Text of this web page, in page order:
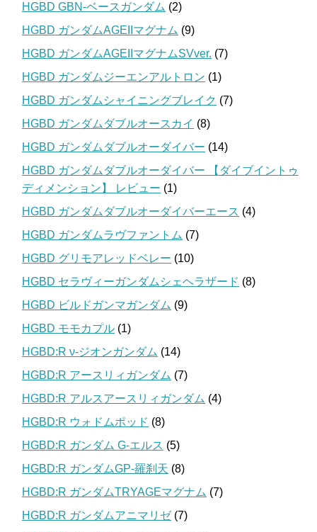
HGBD GBN-ベースガンダム (2)
HGBD ガンダムAGEIIマグナム (9)
HGBD ガンダムAGEIIマグナムSVver. (7)
HGBD ガンダムジーエンアルトロン (1)
HGBD ガンダムシャイニングブレイク (7)
HGBD ガンダムダブルオースカイ (8)
HGBD ガンダムダブルオーダイバー (14)
HGBD ガンダムダブルオーダイバー 【ダイブイントゥ
ディメンション】 レビュー (1)
HGBD ガンダムダブルオーダイバーエース (4)
HGBD ガンダムラヴファントム (7)
HGBD グリモアレッドベレー (10)
HGBD セラヴィーガンダムシェヘラザード (8)
HGBD ビルドガンマガンダム (9)
HGBD モモカプル (1)
HGBD:R ν-ジオンガンダム (14)
HGBD:R アースリィガンダム (7)
HGBD:R アルスアースリィガンダム (4)
HGBD:R ウォドムポッド (8)
HGBD:R ガンダム G-エルス (5)
HGBD:R ガンダムGP-羅刹天 (8)
HGBD:R ガンダムTRYAGEマグナム (7)
HGBD:R ガンダムアニマリゼ(7)